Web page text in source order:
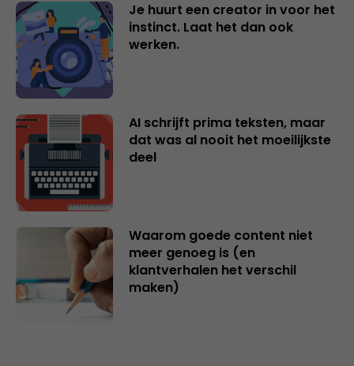
Je huurt een creator in voor het
instinct. Laat het dan ook
werken.
AI schrijft prima teksten, maar
dat was al nooit het moeilijkste
deel
Waarom goede content niet
meer genoeg is (en
klantverhalen het verschil
maken)